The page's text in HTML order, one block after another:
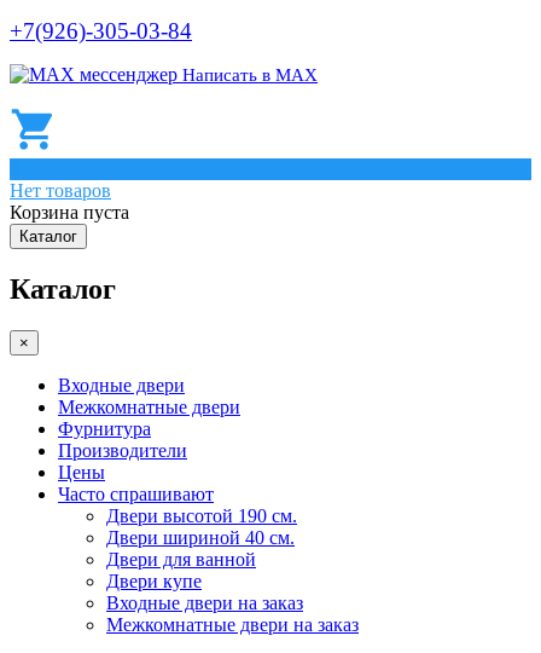
+7(926)-305-03-84
Написать в МАХ
Нет товаров
Корзина пуста
Каталог
Каталог
×
Входные двери
Межкомнатные двери
Фурнитура
Производители
Цены
Часто спрашивают
Двери высотой 190 см.
Двери шириной 40 см.
Двери для ванной
Двери купе
Входные двери на заказ
Межкомнатные двери на заказ